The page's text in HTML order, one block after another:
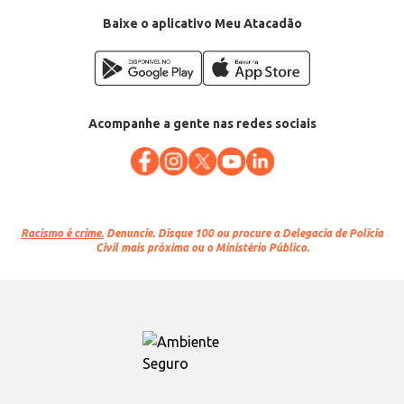
Baixe o aplicativo Meu Atacadão
Acompanhe a gente nas redes sociais
Racismo é crime. Denuncie. Disque 100 ou procure a Delegacia de Polícia
Civil mais próxima ou o Ministério Público.